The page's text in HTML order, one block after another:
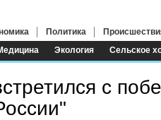
Экология Сельское
Политика
с